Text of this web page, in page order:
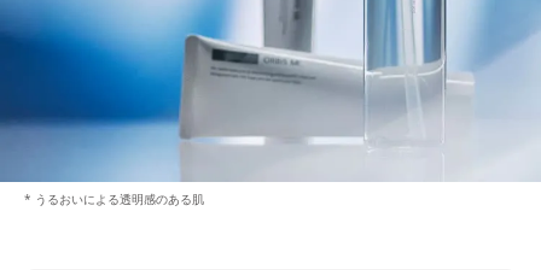
* うるおいによる透明感のある肌